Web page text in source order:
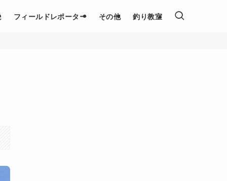
フィールドレポーター その他 釣り教室